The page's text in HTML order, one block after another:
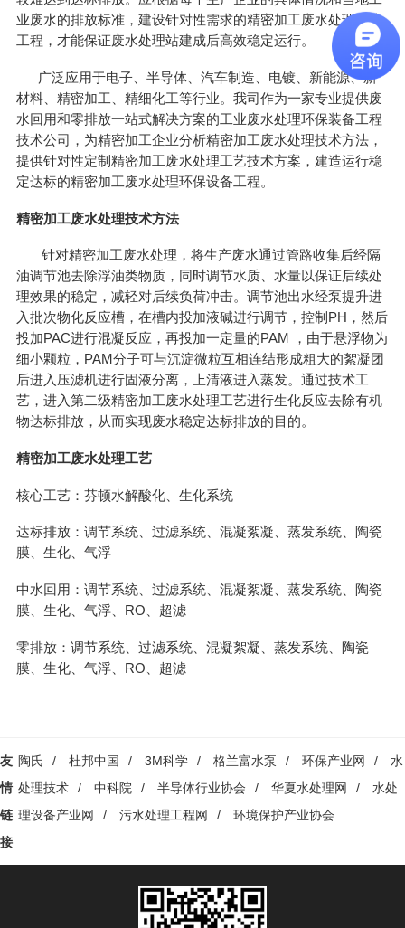
业废水的排放标准，建设针对性需求的精密加工废水处理系统
工程，才能保证废水处理站建成后高效稳定运行。
广泛应用于电子、半导体、汽车制造、电镀、新能源、新
材料、精密加工、精细化工等行业。我司作为一家专业提供废
水回用和零排放一站式解决方案的工业废水处理环保装备工程
技术公司，为精密加工企业分析精密加工废水处理技术方法，
提供针对性定制精密加工废水处理工艺技术方案，建造运行稳
定达标的精密加工废水处理环保设备工程。
精密加工废水处理技术方法
针对精密加工废水处理，将生产废水通过管路收集后经隔
油调节池去除浮油类物质，同时调节水质、水量以保证后续处
理效果的稳定，减轻对后续负荷冲击。调节池出水经泵提升进
入批次物化反应槽，在槽内投加液碱进行调节，控制PH，然后
投加PAC进行混凝反应，再投加一定量的PAM ，由于悬浮物为
细小颗粒，PAM分子可与沉淀微粒互相连结形成粗大的絮凝团
后进入压滤机进行固液分离，上清液进入蒸发。通过技术工
艺，进入第二级精密加工废水处理工艺进行生化反应去除有机
物达标排放，从而实现废水稳定达标排放的目的。
精密加工废水处理工艺
核心工艺：芬顿水解酸化、生化系统
达标排放：调节系统、过滤系统、混凝絮凝、蒸发系统、陶瓷
膜、生化、气浮
中水回用：调节系统、过滤系统、混凝絮凝、蒸发系统、陶瓷
膜、生化、气浮、RO、超滤
零排放：调节系统、过滤系统、混凝絮凝、蒸发系统、陶瓷
膜、生化、气浮、RO、超滤
友
情
链
接
陶氏 / 杜邦中国 / 3M科学 / 格兰富水泵 / 环保产业网 /
水
处理技术
/ 中科院 / 半导体行业协会 / 华夏水处理网 /
水处
理设备产业网
/ 污水处理工程网 / 环境保护产业协会